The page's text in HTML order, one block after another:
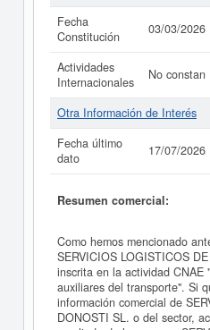
Fecha
Constitución
03/03/2026
Actividades
Internacionales
No constan
Otra Información de Interés
Fecha último
dato
17/07/2026
Resumen comercial:
Como hemos mencionado
SERVICIOS LOGISTICOS
inscrita en la actividad CNAE
auxiliares del transporte". Si
información comercial de
DONOSTI SL. o del sector,